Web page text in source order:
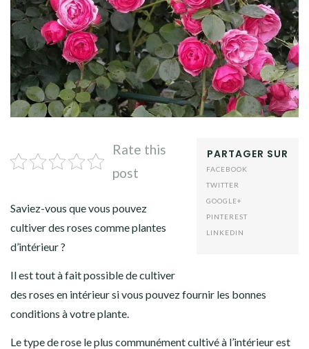
PARTAGER SUR
FACEBOOK
TWITTER
GOOGLE+
PINTEREST
LINKEDIN
Rate this
post
Saviez-vous que vous pouvez
cultiver des roses comme plantes
d’intérieur ?
Il est tout à fait possible de cultiver
des roses en intérieur si vous pouvez fournir les bonnes
conditions à votre plante.
Le type de rose le plus communément cultivé à l’intérieur est